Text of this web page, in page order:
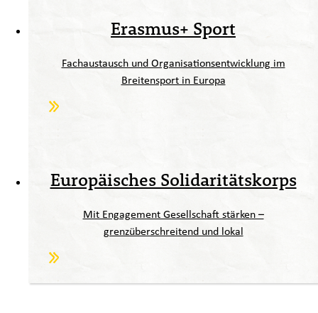
Erasmus+ Sport
Fachaustausch und Organisationsentwicklung im
Breitensport in Europa
Europäisches Solidaritätskorps
Mit Engagement Gesellschaft stärken –
grenzüberschreitend und lokal